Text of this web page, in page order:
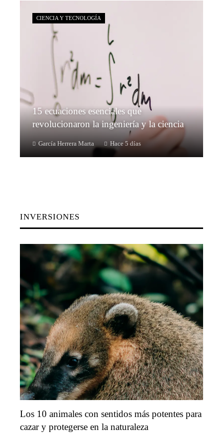
CIENCIA Y TECNOLOGÍA
15 ecuaciones esenciales que
revolucionaron la ingeniería y la ciencia
García Herrera Marta Hace 5 días
INVERSIONES
Los 10 animales con sentidos más potentes para
cazar y protegerse en la naturaleza